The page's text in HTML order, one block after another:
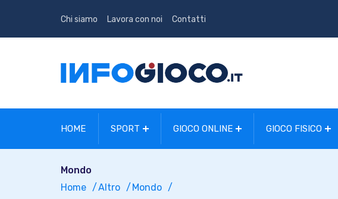
Chi siamo Lavora con noi Contatti
HOME SPORT GIOCO ONLINE GIOCO FISICO
Mondo
Home
Altro Mondo